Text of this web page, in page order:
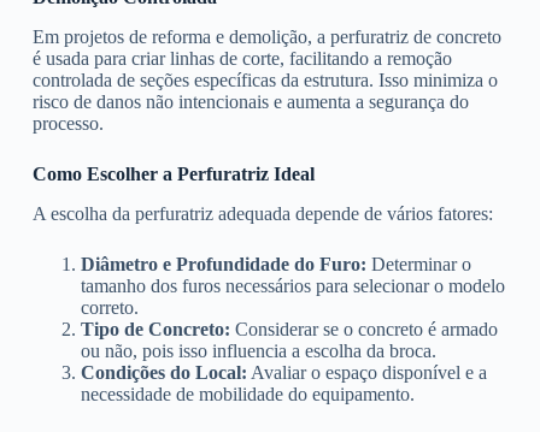
Em projetos de reforma e demolição, a perfuratriz de concreto
é usada para criar linhas de corte, facilitando a remoção
controlada de seções específicas da estrutura. Isso minimiza o
risco de danos não intencionais e aumenta a segurança do
processo.
Como Escolher a Perfuratriz Ideal
A escolha da perfuratriz adequada depende de vários fatores:
Diâmetro e Profundidade do Furo: Determinar o
tamanho dos furos necessários para selecionar o modelo
correto.
Tipo de Concreto: Considerar se o concreto é armado
ou não, pois isso influencia a escolha da broca.
Condições do Local: Avaliar o espaço disponível e a
necessidade de mobilidade do equipamento.